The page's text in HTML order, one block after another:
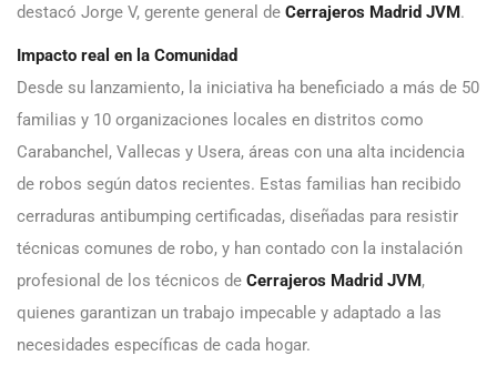
destacó Jorge V, gerente general de Cerrajeros Madrid JVM.
Impacto real en la Comunidad
Desde su lanzamiento, la iniciativa ha beneficiado a más de 50
familias y 10 organizaciones locales en distritos como
Carabanchel, Vallecas y Usera, áreas con una alta incidencia
de robos según datos recientes. Estas familias han recibido
cerraduras antibumping certificadas, diseñadas para resistir
técnicas comunes de robo, y han contado con la instalación
profesional de los técnicos de Cerrajeros Madrid JVM,
quienes garantizan un trabajo impecable y adaptado a las
necesidades específicas de cada hogar.